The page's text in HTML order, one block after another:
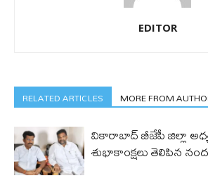
EDITOR
RELATED ARTICLES MORE FROM
వికారాబాద్ బీజేపీ జిల్లా
శుభాకాంక్షలు తెలిపిన